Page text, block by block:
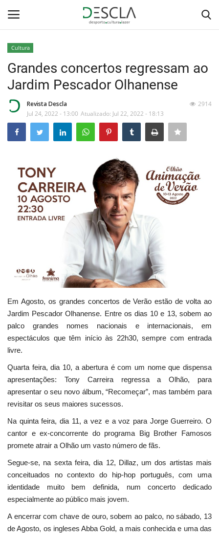
Home
...by Descla
Desporto
Sobre Nós
Educação
Cultura
Lazer
Cultura
Grandes concertos regressam ao
Jardim Pescador Olhanense
Revista Descla
Jul 24, 2022 - 13:00 Atualizado: Jul 22, 2022 - 18:13
2914
Em Agosto, os grandes concertos de Verão estão de volta ao
Jardim Pescador Olhanense. Entre os dias 10 e 13, sobem ao
palco grandes nomes nacionais e internacionais, em
espectáculos que têm início às 22h30, sempre com entrada
livre.
Quarta feira, dia 10, a abertura é com um nome que dispensa
apresentações: Tony Carreira regressa a Olhão, para
apresentar o seu novo álbum, “Recomeçar”, mas também para
revisitar os seus maiores sucessos.
Na quinta feira, dia 11, a vez e a voz para Jorge Guerreiro. O
cantor e ex-concorrente do programa Big Brother Famosos
promete atrair a Olhão um vasto número de fãs.
Segue-se, na sexta feira, dia 12, Dillaz, um dos artistas mais
conceituados no contexto do hip-hop português, com uma
identidade muito bem definida, num concerto dedicado
especialmente ao público mais jovem.
A encerrar com chave de ouro, sobem ao palco, no sábado, 13
de Agosto, os ingleses Abba Gold, a mais conhecida e uma das